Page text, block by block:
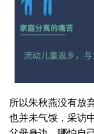
所以朱秋燕没有放
也并未气馁，采访